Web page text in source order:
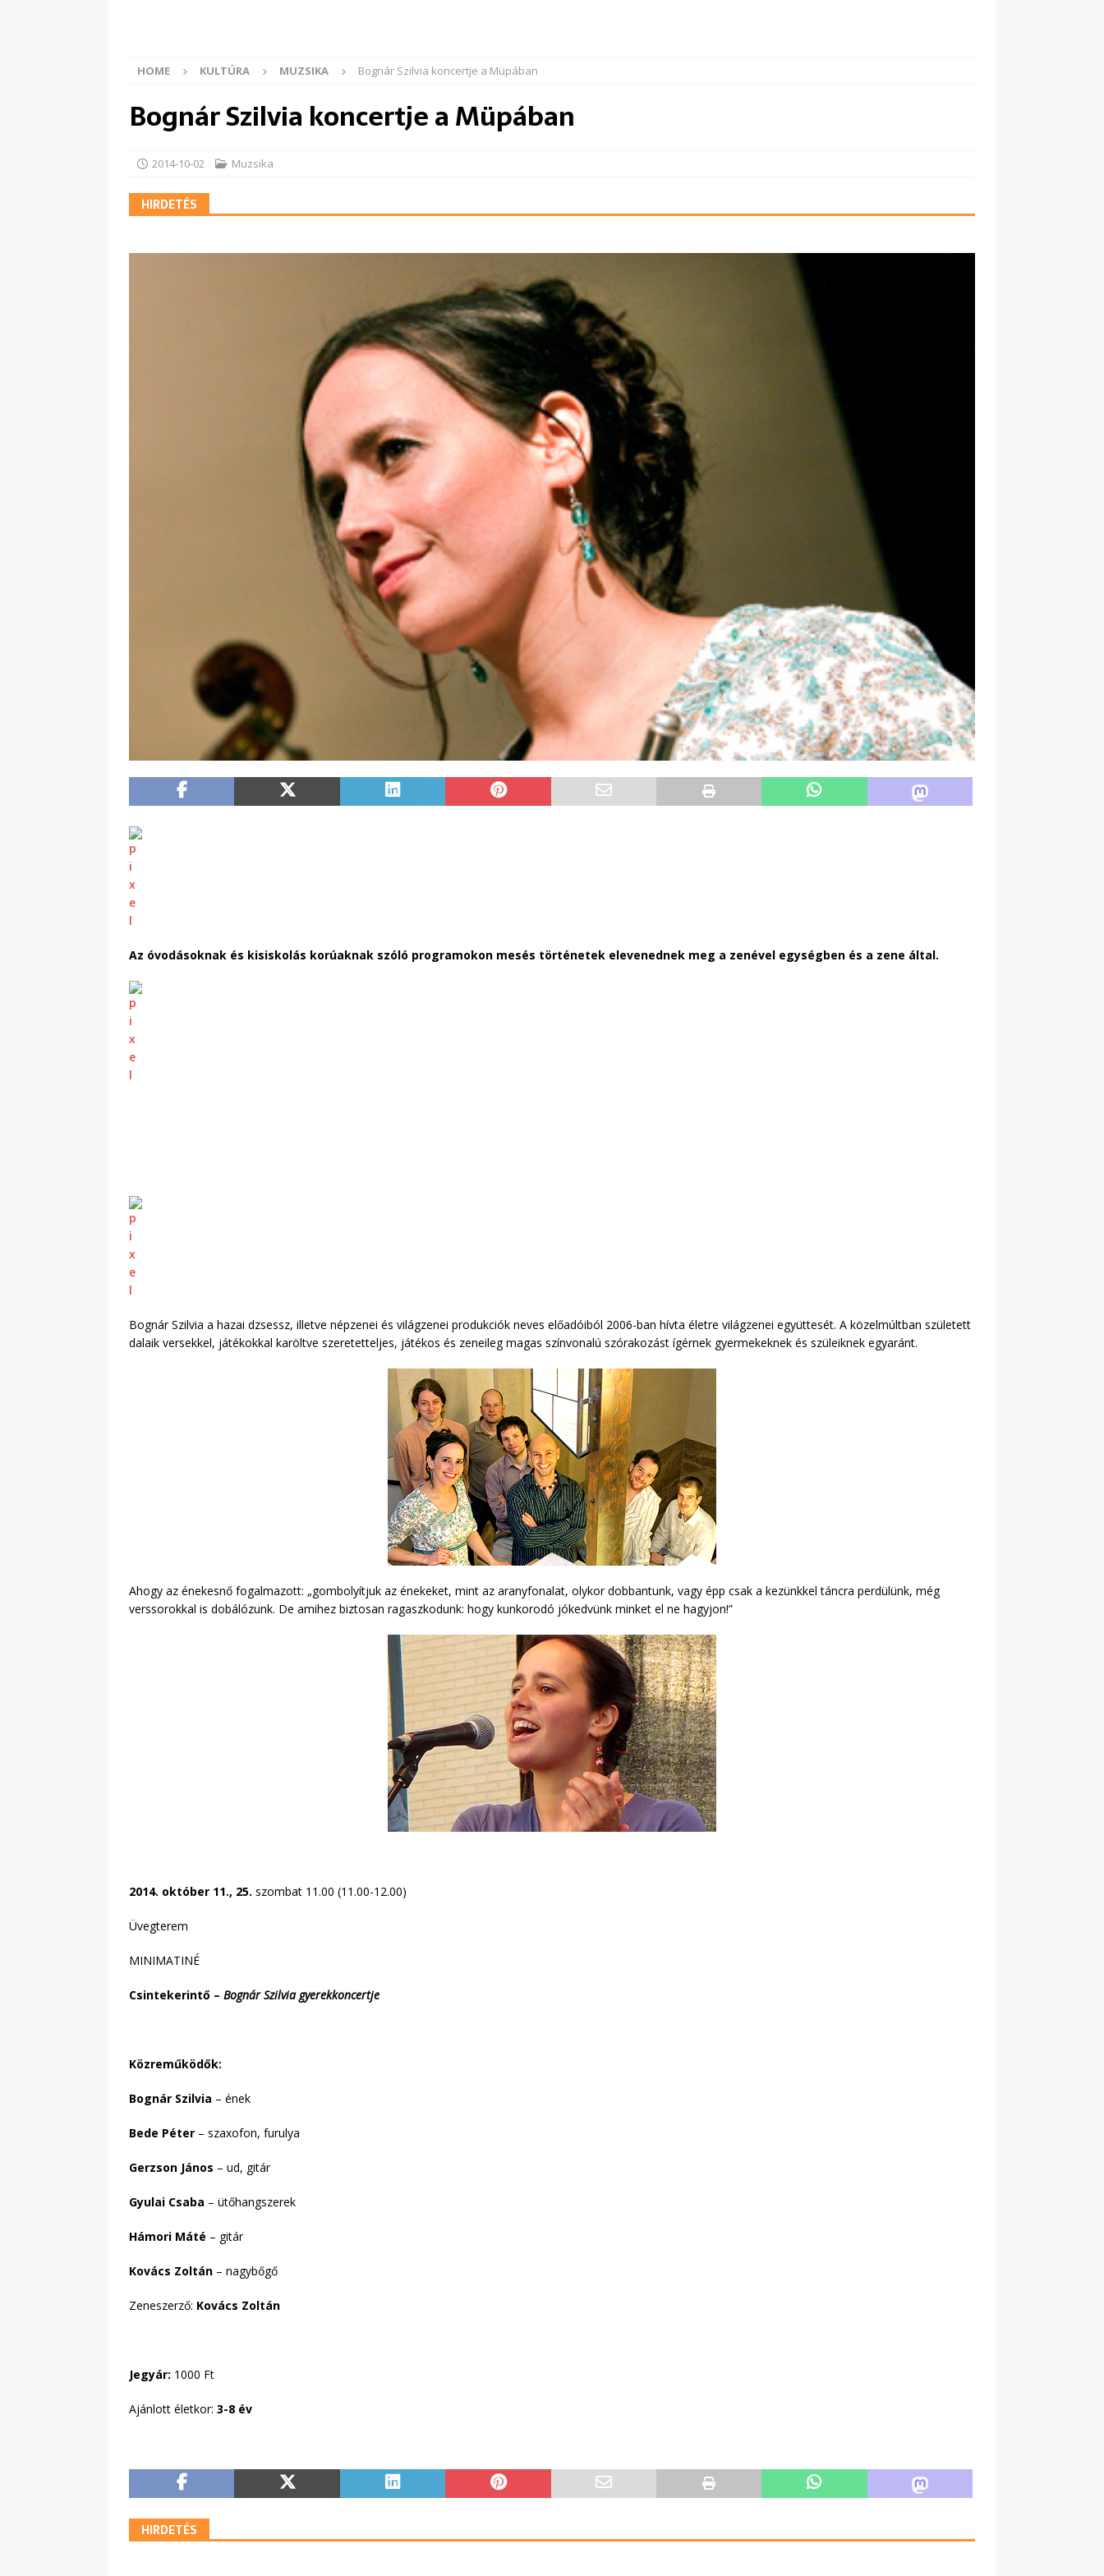
HOME KULTÚRA MUZSIKA Bognár Szilvia koncertje a Müpában
Bognár Szilvia koncertje a Müpában
2014-10-02 Muzsika
HIRDETÉS
Az óvodásoknak és kisiskolás korúaknak szóló programokon mesés történetek elevenednek meg a zenével egységben és a zene által.
Bognár Szilvia a hazai dzsessz, illetve népzenei és világzenei produkciók neves előadóiból 2006-ban hívta életre világzenei együttesét. A közelmúltban született
dalaik versekkel, játékokkal karöltve szeretetteljes, játékos és zeneileg magas színvonalú szórakozást ígérnek gyermekeknek és szüleiknek egyaránt.
Ahogy az énekesnő fogalmazott: „gombolyítjuk az énekeket, mint az aranyfonalat, olykor dobbantunk, vagy épp csak a kezünkkel táncra perdülünk, még
verssorokkal is dobálózunk. De amihez biztosan ragaszkodunk: hogy kunkorodó jókedvünk minket el ne hagyjon!”
2014. október 11., 25. szombat 11.00 (11.00-12.00)
Üvegterem
MINIMATINÉ
Csintekerintő – Bognár Szilvia gyerekkoncertje
Közreműködők:
Bognár Szilvia – ének
Bede Péter – szaxofon, furulya
Gerzson János – ud, gitár
Gyulai Csaba – ütőhangszerek
Hámori Máté – gitár
Kovács Zoltán – nagybőgő
Zeneszerző: Kovács Zoltán
Jegyár: 1000 Ft
Ajánlott életkor: 3-8 év
HIRDETÉS